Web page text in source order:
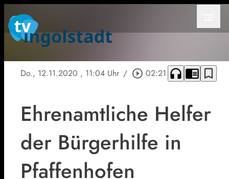
Do., 12.11.2020 , 11:04 Uhr / play_circle_outline 02:21 headphones chrome_reader_mode bookmark_border
Ehrenamtliche Helfer
der Bürgerhilfe in
Pfaffenhofen